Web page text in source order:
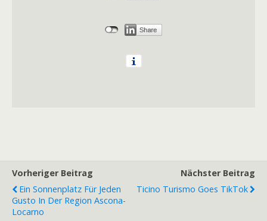
Vorheriger Beitrag
Ein Sonnenplatz Für Jeden
Gusto In Der Region Ascona-
Locarno
Nächster Beitrag
Ticino Turismo Goes TikTok